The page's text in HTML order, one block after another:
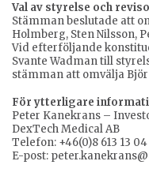
Val av styrelse och
Stämman beslutade att
Holmberg, Sten Nilsson,
Vid efterföljande
Svante Wadman till
stämman att omvälja
För ytterligare
Peter Kanekrans –
DexTech Medical AB
Telefon: +46(0)8 613 13 04
E-post: